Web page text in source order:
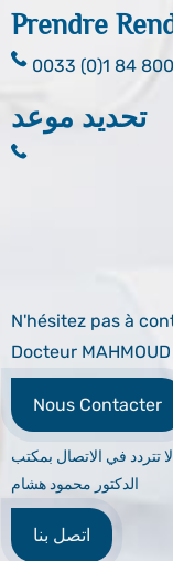
Prendre
0033 (0)1 84
تحديد موعد
N'hésitez pas à
Docteur MAHMOUD
Nous Contacter
لا تتردد في الاتصال بمكتب
الدكتور محمود هشام
اتصل بنا